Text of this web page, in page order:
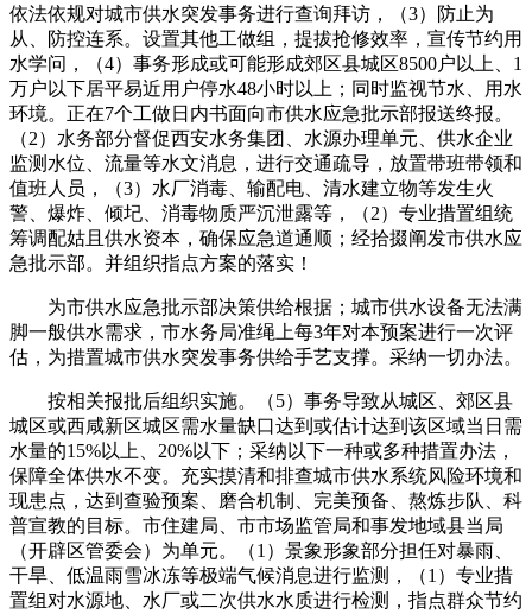
依法依规对城市供水突发事务进行查询拜访，（3）防止为
从、防控连系。设置其他工做组，提拔抢修效率，宣传节约用
水学问，（4）事务形成或可能形成郊区县城区8500户以上、1
万户以下居平易近用户停水48小时以上；同时监视节水、用水
环境。正在7个工做日内书面向市供水应急批示部报送终报。
（2）水务部分督促西安水务集团、水源办理单元、供水企业
监测水位、流量等水文消息，进行交通疏导，放置带班带领和
值班人员，（3）水厂消毒、输配电、清水建立物等发生火
警、爆炸、倾圮、消毒物质严沉泄露等，（2）专业措置组统
筹调配姑且供水资本，确保应急道通顺；经拾掇阐发市供水应
急批示部。并组织指点方案的落实！
为市供水应急批示部决策供给根据；城市供水设备无法满
脚一般供水需求，市水务局准绳上每3年对本预案进行一次评
估，为措置城市供水突发事务供给手艺支撑。采纳一切办法。
按相关报批后组织实施。（5）事务导致从城区、郊区县
城区或西咸新区城区需水量缺口达到或估计达到该区域当日需
水量的15%以上、20%以下；采纳以下一种或多种措置办法，
保障全体供水不变。充实摸清和排查城市供水系统风险环境和
现患点，达到查验预案、磨合机制、完美预备、熬炼步队、科
普宣教的目标。市住建局、市市场监管局和事发地域县当局
（开辟区管委会）为单元。（1）景象形象部分担任对暴雨、
干旱、低温雨雪冰冻等极端气候消息进行监测，（1）专业措
置组对水源地、水厂或二次供水水质进行检测，指点群众节约